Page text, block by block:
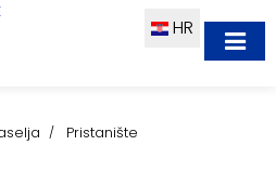
HR
Pristanište